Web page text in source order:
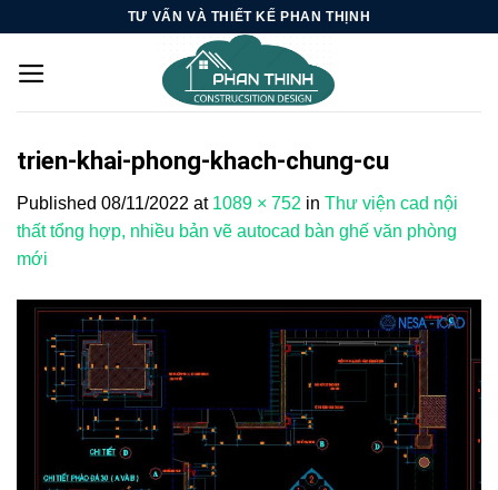
content
TƯ VẤN VÀ THIẾT KẾ PHAN THỊNH
trien-khai-phong-khach-chung-cu
Published 08/11/2022 at 1089 × 752 in Thư viện cad nội
thất tổng hợp, nhiều bản vẽ autocad bàn ghế văn phòng
mới